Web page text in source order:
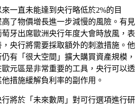
一直未能達到央行略低於2%的目
了物價增長進一步減慢的風險。有見
牙出席歐洲央行年度大會時放風，表
央行將需要採取額外的刺激措施。他
有「很大空間」擴大購買資產規模，
元區是非常重要的工具，央行可以透
措施緩解負利率的副作用。
將於「未來數周」對可行選項進行研